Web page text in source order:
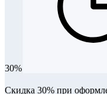
30%
Скидка 30% при